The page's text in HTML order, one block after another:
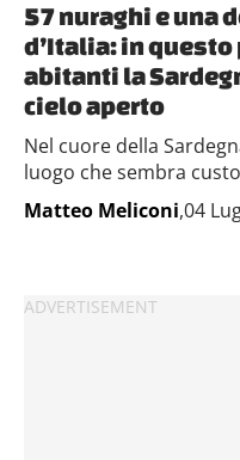
57 nuraghi e una
d’Italia: in
abitanti la
cielo aperto
Nel cuore della
luogo che sembra
Matteo Meliconi,04